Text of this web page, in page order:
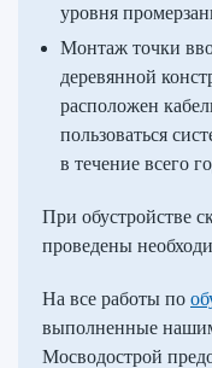
уровня
Монтаж точки
деревянной
расположен
пользоваться
в течение всего
При обустройстве
проведены
На все работы по
выполненные
Мосводострой